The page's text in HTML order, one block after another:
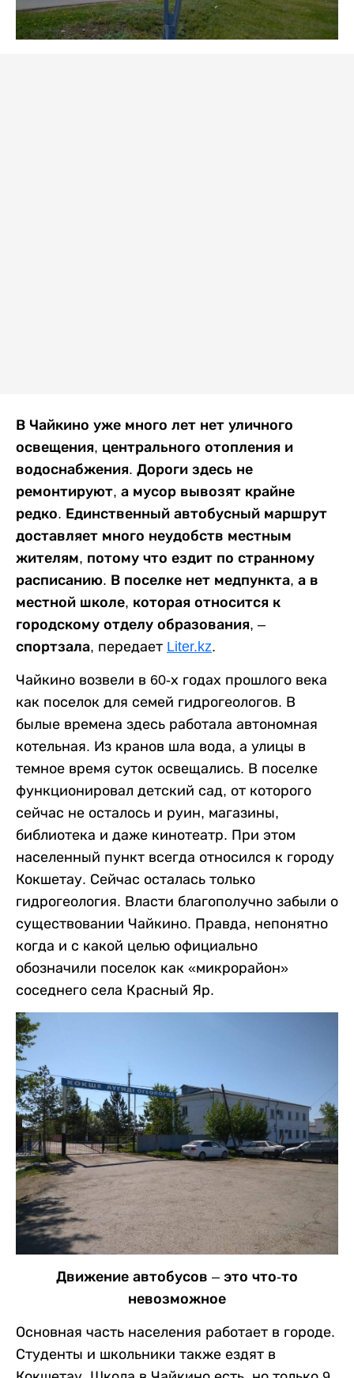
В Чайкино уже много лет нет уличного
освещения, центрального отопления и
водоснабжения. Дороги здесь не
ремонтируют, а мусор вывозят крайне
редко. Единственный автобусный маршрут
доставляет много неудобств местным
жителям, потому что ездит по странному
расписанию. В поселке нет медпункта, а в
местной школе, которая относится к
городскому отделу образования, –
спортзала, передает Liter.kz.
Чайкино возвели в 60-х годах прошлого века
как поселок для семей гидрогеологов. В
былые времена здесь работала автономная
котельная. Из кранов шла вода, а улицы в
темное время суток освещались. В поселке
функционировал детский сад, от которого
сейчас не осталось и руин, магазины,
библиотека и даже кинотеатр. При этом
населенный пункт всегда относился к городу
Кокшетау. Сейчас осталась только
гидрогеология. Власти благополучно забыли о
существовании Чайкино. Правда, непонятно
когда и с какой целью официально
обозначили поселок как «микрорайон»
соседнего села Красный Яр.
Движение автобусов – это что-то
невозможное
Основная часть населения работает в городе.
Студенты и школьники также ездят в